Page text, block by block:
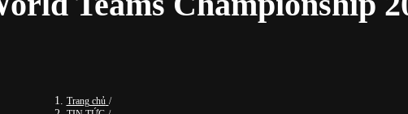
Trang chủ /